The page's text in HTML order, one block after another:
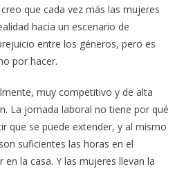
que cada vez más las mujeres
hacia un escenario de
entre los géneros, pero es
por hacer.
muy competitivo y de alta
La jornada laboral no tiene por qué
que se puede extender, y al mismo
suficientes las horas en el
la casa. Y las mujeres llevan la